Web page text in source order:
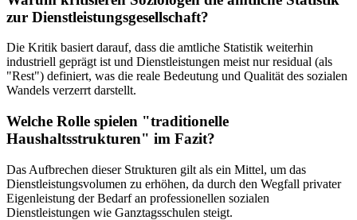
zur Dienstleistungsgesellschaft?
Die Kritik basiert darauf, dass die amtliche Statistik weiterhin
industriell geprägt ist und Dienstleistungen meist nur residual (als
"Rest") definiert, was die reale Bedeutung und Qualität des sozialen
Wandels verzerrt darstellt.
Welche Rolle spielen "traditionelle
Haushaltsstrukturen" im Fazit?
Das Aufbrechen dieser Strukturen gilt als ein Mittel, um das
Dienstleistungsvolumen zu erhöhen, da durch den Wegfall privater
Eigenleistung der Bedarf an professionellen sozialen
Dienstleistungen wie Ganztagsschulen steigt.